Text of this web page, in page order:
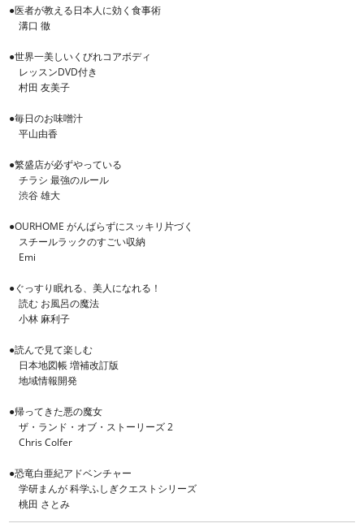
●医者が教える日本人に効く食事術
溝口 徹
●世界一美しいくびれコアボディ
レッスンDVD付き
村田 友美子
●毎日のお味噌汁
平山由香
●繁盛店が必ずやっている
チラシ 最強のルール
渋谷 雄大
●OURHOME がんばらずにスッキリ片づく
スチールラックのすごい収納
Emi
●ぐっすり眠れる、美人になれる！
読む お風呂の魔法
小林 麻利子
●読んで見て楽しむ
日本地図帳 増補改訂版
地域情報開発
●帰ってきた悪の魔女
ザ・ランド・オブ・ストーリーズ 2
Chris Colfer
●恐竜白亜紀アドベンチャー
学研まんが 科学ふしぎクエストシリーズ
桃田 さとみ